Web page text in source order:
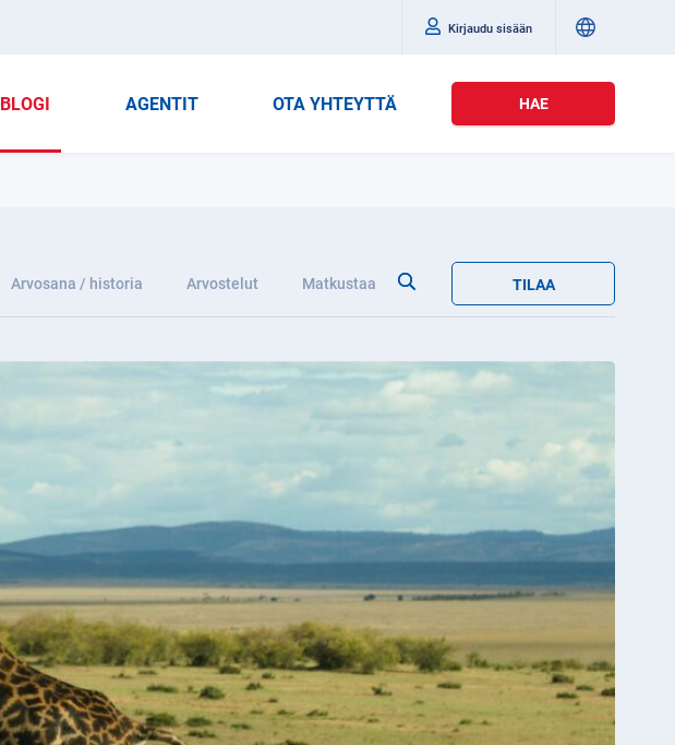
Kirjaudu sisään
BLOGI AGENTIT OTA YHTEYTTÄ HAE
Arvosana / historia Arvostelut Matkustaa TILAA